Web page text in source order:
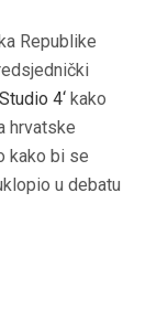
Republike
Studio 4‘ kako
hrvatske
kako bi se
u debatu